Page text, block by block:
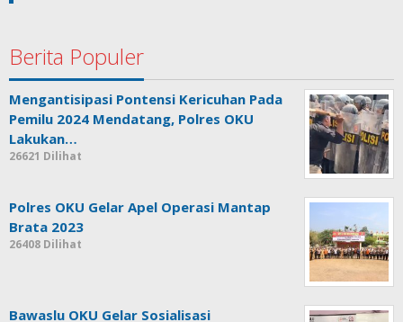
Berita Populer
Mengantisipasi Pontensi Kericuhan Pada
Pemilu 2024 Mendatang, Polres OKU
Lakukan…
26621 Dilihat
Polres OKU Gelar Apel Operasi Mantap
Brata 2023
26408 Dilihat
Bawaslu OKU Gelar Sosialisasi